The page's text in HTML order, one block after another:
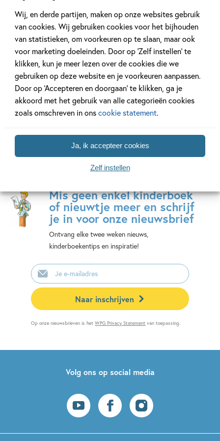
Wij, en derde partijen, maken op onze websites gebruik
van cookies. Wij gebruiken cookies voor het bijhouden
van statistieken, om voorkeuren op te slaan, maar ook
voor marketing doeleinden. Door op ‘Zelf instellen’ te
klikken, kun je meer lezen over de cookies die we
gebruiken op deze website en je voorkeuren aanpassen.
Door op ‘Accepteren en doorgaan’ te klikken, ga je
akkoord met het gebruik van alle categorieën cookies
zoals omschreven in onscookie statement.
Ja, ik accepteer cookies
Zelf instellen
Kipjes – Kom
maar, kipjes!
PAKKET (boek +
knuffeltje)
Hilde
Peters
22 ,50
De blauwe
maansteen
Tonke
Dragt
23, 99
K-Pop
Stacia
Lidia
Campbell
15,99
Mis geen enkel kinderboek
of nieuwtje meer en schrijf
je in voor onze nieuwsbrief
Ontvang elke twee weken nieuws,
kinderboekentips en inspiratie!
E-
mailadres
Naar inschrijven
Op onze nieuwsbrieven is hetWPG Privacy Statement van toepassing.
Volg ons op social media